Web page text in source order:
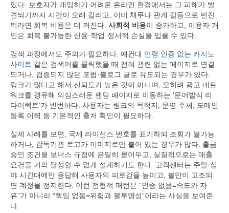
있다. 보호자가 개입하기 어려운 온라인 환경에서는 그 피해가 발
견되기까지 시간이 오래 걸리고, 이미 채무나 관계 갈등으로 번진
뒤라면 회복 비용은 더 커진다. 사회적 비용이 증가하고, 이용자 개
인은 회복 불가능한 신용·학업·정서적 손실을 입을 수 있다.
검색 과정에서도 주의가 필요하다. 예컨대 연령 인증 없는 카지노
사이트 같은 검색어를 클릭했을 때 전혀 관련 없는 페이지로 연결
되거나, 검증되지 않은 포럼·블로그 글로 유도되는 경우가 있다.
링크가 많다고 해서 신뢰도가 높은 것이 아니며, 오히려 광고 네트
워크를 경유해 의심스러운 랜딩 페이지로 이동하는 ‘문어발식 리
다이렉트’가 빈번하다. 사용자는 링크의 목적지, 운영 주체, 도메인
등록 이력 등 기본적인 출처 확인이 필요하다.
실제 사례를 보면, 국제 라이선스 번호를 표기하되 조회가 불가능
하거나, 감독기관 로고가 이미지로만 붙어 있는 경우가 많다. 출금
승인 조건을 보너스 규정에 은밀히 묻어두고, 실질적으로는 매출
요건을 거의 달성할 수 없게 설계하기도 한다. 고객센터는 주말·심
야 시간대에만 응답해 사용자의 피로감을 높이고, 불만이 고조되
면 계정을 정지한다. 이런 전형적 패턴은 “인증 없음=속도와 자
유”가 아니라 “책임 없음=위험과 불투명성”이라는 사실을 보여준
다.